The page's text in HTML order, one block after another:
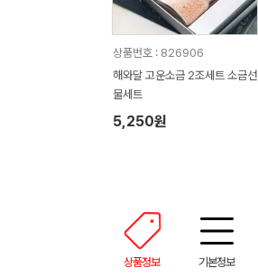
상품번호 : 826906
해와달 고운소금 2조세트 소금선
물세트
5,250원
상품정보 기본정보